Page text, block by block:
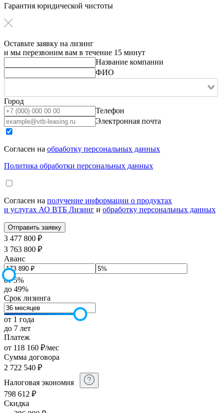
Гарантия юридической чистоты
Оставьте заявку на лизинг
и мы перезвоним вам в течение 15 минут
Название компании
ФИО
Город
Телефон
Электронная почта
Согласен на обработку персональных данных
Политика обработки персональных данных
Согласен на получение информации о продуктах
и услугах АО ВТБ Лизинг и обработку персональных данных
3 477 800 ₽
3 763 800 ₽
Аванс
от 5%
до 49%
Срок лизинга
от 1 года
до 7 лет
Платеж
от 118 160 ₽/мес
Сумма договора
2 722 540 ₽
Налоговая экономия
798 612 ₽
Скидка